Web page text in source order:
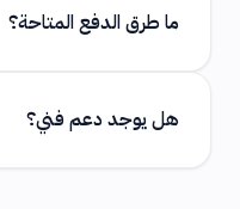
ما طرق الدفع المتاحة؟
هل يوجد دعم فني؟